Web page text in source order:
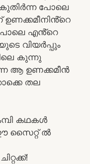
പോലെ
ഉണക്കമീനിൻ്റെ
എൻ്റെ
വിയർപ്പും
കുന്നു
ആ ഉണക്കമീൻ
തല
കഥകൾ
ഈ സൈറ്റ് ൽ